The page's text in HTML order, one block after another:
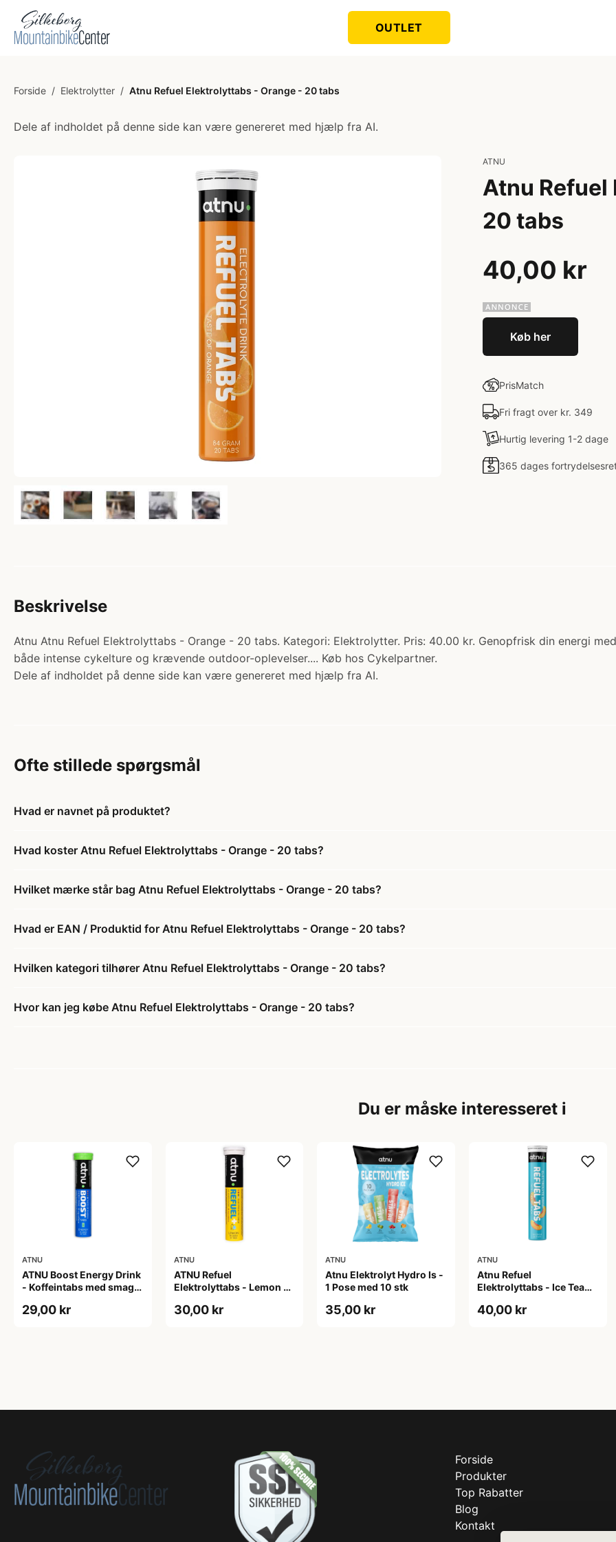
OUTLET
Forside / Elektrolytter / Atnu Refuel Elektrolyttabs - Orange - 20 tabs
Dele af indholdet på denne side kan være genereret med hjælp fra AI.
ATNU
Atnu
20 tabs
40,00 kr
Køb her
PrisMatch
Fri fragt over kr. 349
Hurtig levering 1-2 dage
365 dages
Beskrivelse
Atnu Atnu Refuel Elektrolyttabs - Orange - 20 tabs. Kategori: Elektrolytter. Pris: 40.00 kr. Genopfrisk din energi
både intense cykelture og krævende outdoor-oplevelser.... Køb hos Cykelpartner.
Dele af indholdet på denne side kan være genereret med hjælp fra AI.
Ofte stillede spørgsmål
Hvad er navnet på produktet?
Hvad koster Atnu Refuel Elektrolyttabs - Orange - 20 tabs?
Hvilket mærke står bag Atnu Refuel Elektrolyttabs - Orange - 20 tabs?
Hvad er EAN / Produktid for Atnu Refuel Elektrolyttabs - Orange - 20 tabs?
Hvilken kategori tilhører Atnu Refuel Elektrolyttabs - Orange - 20 tabs?
Hvor kan jeg købe Atnu Refuel Elektrolyttabs - Orange - 20 tabs?
Du er måske interesseret i
ATNU
ATNU Boost Energy Drink
- Koffeintabs med smag
29,00 kr
ATNU
ATNU Refuel
Elektrolyttabs - Lemon -
30,00 kr
ATNU
Atnu Elektrolyt Hydro Is -
1 Pose med 10 stk
35,00 kr
ATNU
Atnu Refuel
Elektrolyttabs - Ice Tea
40,00 kr
Forside
Produkter
Top Rabatter
Blog
Kontakt